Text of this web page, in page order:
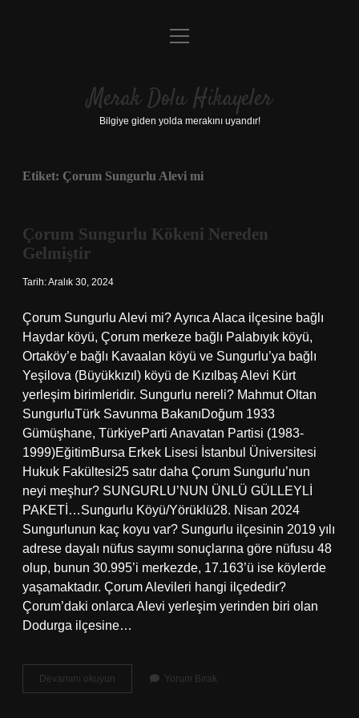
Anasayfa
Yasal Uyarı
menüyü
Merak Dolu Hikayeler
Bilgiye giden yolda merakını uyandır!
Etiket: Çorum Sungurlu Alevi mi
Çorum Sungurlu Kökeni Nereden
Gelmiştir
Tarih: Aralık 30, 2024
Çorum Sungurlu Alevi mi? Ayrıca Alaca ilçesine bağlı
Haydar köyü, Çorum merkeze bağlı Palabıyık köyü,
Ortaköy’e bağlı Kavaalan köyü ve Sungurlu’ya bağlı
Yeşilova (Büyükkızıl) köyü de Kızılbaş Alevi Kürt
yerleşim birimleridir. Sungurlu nereli? Mahmut Oltan
SungurluTürk Savunma BakanıDoğum 1933
Gümüşhane, TürkiyeParti Anavatan Partisi (1983-
1999)EğitimBursa Erkek Lisesi İstanbul Üniversitesi
Hukuk Fakültesi25 satır daha Çorum Sungurlu’nun
neyi meşhur? SUNGURLU’NUN ÜNLÜ GÜLLEYLİ
PAKETİ…Sungurlu Köyü/Yörüklü28. Nisan 2024
Sungurlunun kaç koyu var? Sungurlu ilçesinin 2019 yılı
adrese dayalı nüfus sayımı sonuçlarına göre nüfusu 48
olup, bunun 30.995’i merkezde, 17.163’ü ise köylerde
yaşamaktadır. Çorum Alevileri hangi ilçededir?
Çorum’daki onlarca Alevi yerleşim yerinden biri olan
Dodurga ilçesine…
Devamını okuyun
Sungurlu
Yorum Bırak